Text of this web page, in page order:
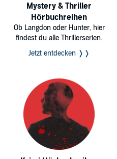
Mystery & Thriller
Hörbuchreihen
Ob Langdon oder Hunter, hier
findest du alle Thrillerserien.
Jetzt entdecken ❭❭